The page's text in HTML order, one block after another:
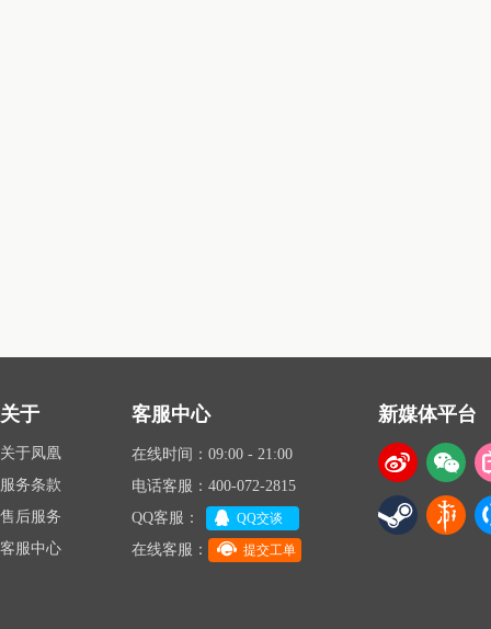
关于
关于凤凰
服务条款
售后服务
客服中心
客服中心
在线时间：09:00 - 21:00
电话客服：400-072-2815
QQ客服：
QQ交谈
在线客服： 提交工单
新媒体平台